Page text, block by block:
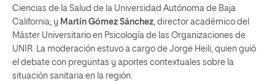
Ciencias de la Salud de la Universidad Autónoma de Baja
California; y Martín Gómez Sánchez , director académico del
Máster Universitario en Psicología de las Organizaciones de
UNIR. La moderación estuvo a cargo de Jorge Heili, quien guió
el debate con preguntas y aportes contextuales sobre la
situación sanitaria en la región.